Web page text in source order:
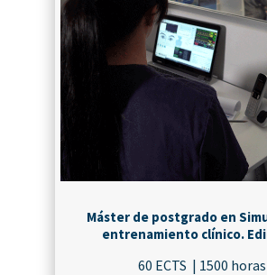
Máster de postgrado en
entrenamiento clínico.
60 ECTS | 1500 horas